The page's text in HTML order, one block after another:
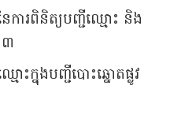
ៃការពិនិត្យបញ្ជីឈ្មោះ និង
៣
ះក្នុងបញ្ជីបោះឆ្នោតផ្លូវ